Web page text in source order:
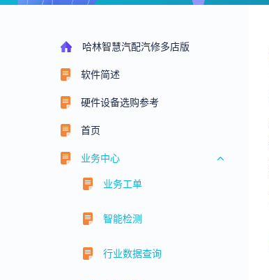
哈林智慧汽配汽修多店版
软件简述
硬件设备选购参考
首页
业务中心
业务工单
智能检测
行业数据查询